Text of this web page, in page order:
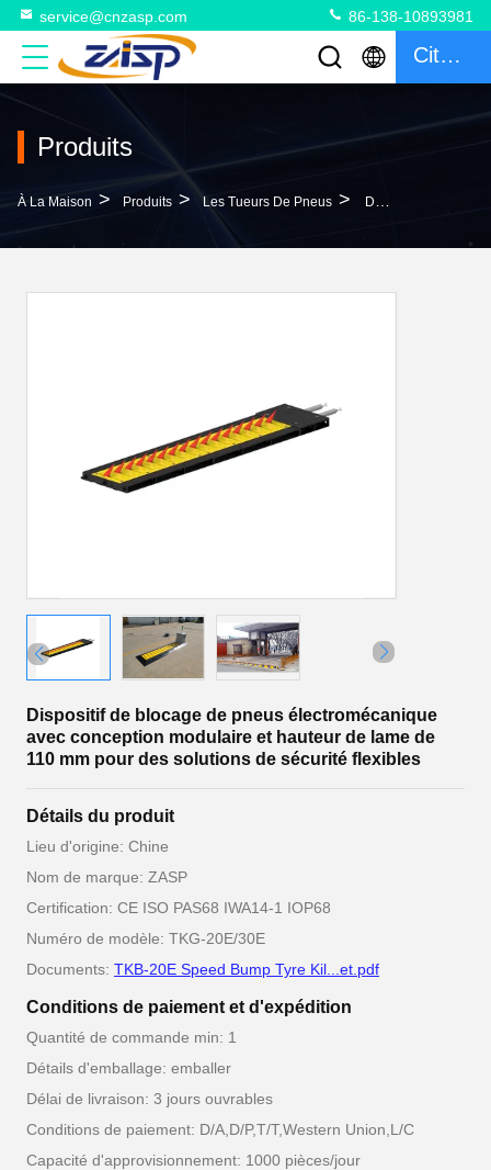
service@cnzasp.com 86-138-10893981
Citation
Produits
À La Maison > Produits > Les Tueurs De Pneus > Dispositif De Blocage De Pneus Électromécanique Avec Conception Modulaire Et Hauteur De Lame De 110 Mm Pour Des Solutions De Sécurité Flexibles
Dispositif de blocage de pneus électromécanique
avec conception modulaire et hauteur de lame de
110 mm pour des solutions de sécurité flexibles
Détails du produit
Lieu d'origine: Chine
Nom de marque: ZASP
Certification: CE ISO PAS68 IWA14-1 IOP68
Numéro de modèle: TKG-20E/30E
Documents: TKB-20E Speed Bump Tyre Kil...et.pdf
Conditions de paiement et d'expédition
Quantité de commande min: 1
Détails d'emballage: emballer
Délai de livraison: 3 jours ouvrables
Conditions de paiement: D/A,D/P,T/T,Western Union,L/C
Capacité d'approvisionnement: 1000 pièces/jour